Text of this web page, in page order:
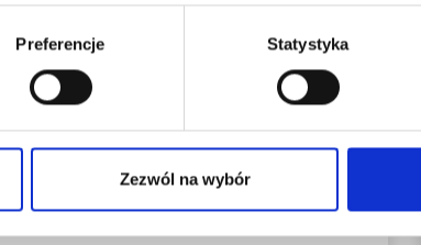
Preferencje Statystyka
Zezwól na wybór
Nie, dziękuję